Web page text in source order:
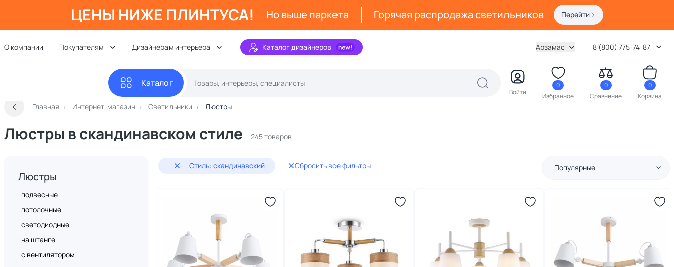
ЦЕНЫ НИЖЕ ПЛИНТУСА! Но выше паркета Горячая распродажа светильников Перейти
О компании Покупателям Дизайнерам интерьера Каталог дизайнеров Арзамас 8 (800) 775-74-87
Каталог
Войти
0
Избранное
0
Сравнение
0
Корзина
Главная Интернет-магазин Светильники Люстры
Люстры в скандинавском стиле 245 товаров
Люстры
подвесные
потолочные
светодиодные
на штанге
с вентилятором
Стиль: скандинавский Сбросить все фильтры Популярные